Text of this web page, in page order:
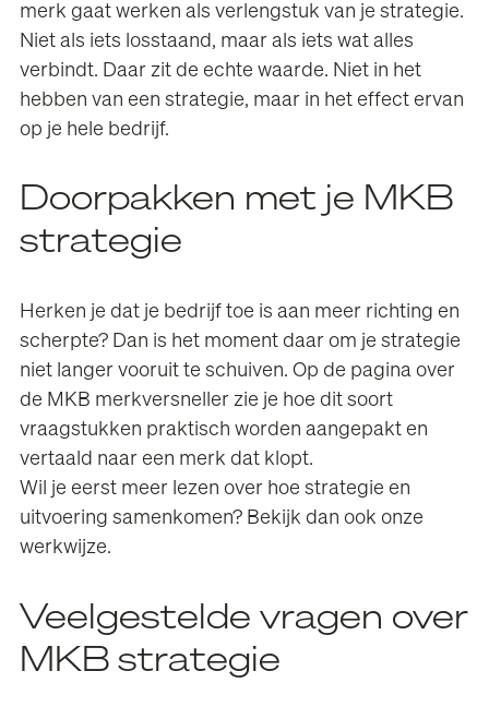
merk gaat werken als verlengstuk van je strategie.
Niet als iets losstaand, maar als iets wat alles
verbindt. Daar zit de echte waarde. Niet in het
hebben van een strategie, maar in het effect ervan
op je hele bedrijf.
Doorpakken met je MKB
strategie
Herken je dat je bedrijf toe is aan meer richting en
scherpte? Dan is het moment daar om je strategie
niet langer vooruit te schuiven. Op de pagina over
de MKB merkversneller zie je hoe dit soort
vraagstukken praktisch worden aangepakt en
vertaald naar een merk dat klopt.
Wil je eerst meer lezen over hoe strategie en
uitvoering samenkomen? Bekijk dan ook onze
werkwijze.
Veelgestelde vragen over
MKB strategie